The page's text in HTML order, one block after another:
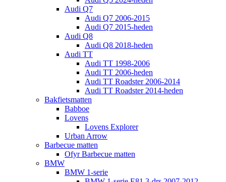
Audi Q7
Audi Q7 2006-2015
Audi Q7 2015-heden
Audi Q8
Audi Q8 2018-heden
Audi TT
Audi TT 1998-2006
Audi TT 2006-heden
Audi TT Roadster 2006-2014
Audi TT Roadster 2014-heden
Bakfietsmatten
Babboe
Lovens
Lovens Explorer
Urban Arrow
Barbecue matten
Ofyr Barbecue matten
BMW
BMW 1-serie